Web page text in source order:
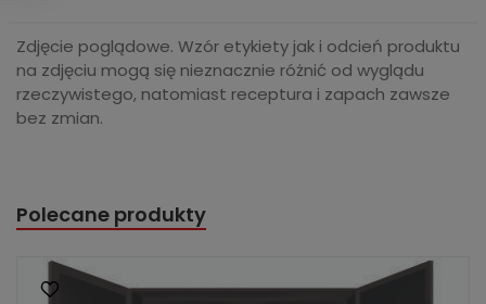
Zdjęcie poglądowe. Wzór etykiety jak i odcień produktu
na zdjęciu mogą się nieznacznie różnić od wyglądu
rzeczywistego, natomiast receptura i zapach zawsze
bez zmian.
Polecane produkty